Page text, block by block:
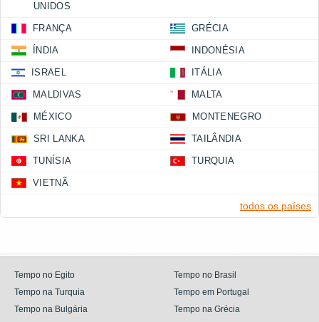
UNIDOS
FRANÇA GRÉCIA
ÍNDIA INDONÉSIA
ISRAEL ITÁLIA
MALDIVAS MALTA
MÉXICO MONTENEGRO
SRI LANKA TAILÂNDIA
TUNÍSIA TURQUIA
VIETNÃ
todos os países
Tempo no Egito
Tempo no Brasil
Tempo na Turquia
Tempo em Portugal
Tempo na Bulgária
Tempo na Grécia